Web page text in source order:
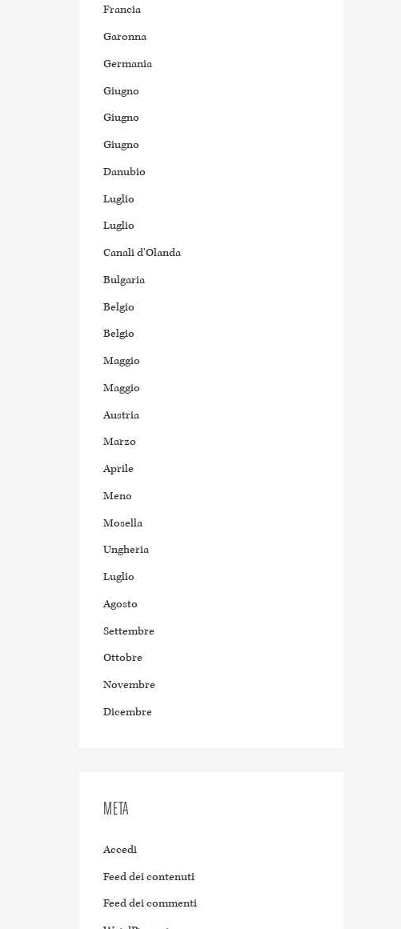
Francia
Garonna
Germania
Giugno
Giugno
Giugno
Danubio
Luglio
Luglio
Canali d'Olanda
Bulgaria
Belgio
Belgio
Maggio
Maggio
Austria
Marzo
Aprile
Meno
Mosella
Ungheria
Luglio
Agosto
Settembre
Ottobre
Novembre
Dicembre
META
Accedi
Feed dei contenuti
Feed dei commenti